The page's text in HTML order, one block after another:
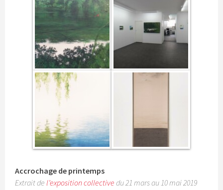
Accrochage de printemps
Extrait del’exposition collective du 21 mars au 10 mai 2019